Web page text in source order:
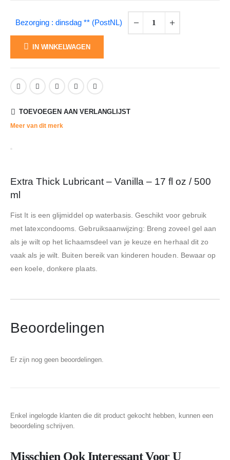
Bezorging : dinsdag ** (PostNL)
IN WINKELWAGEN
TOEVOEGEN AAN VERLANGLIJST
Meer van dit merk
Extra Thick Lubricant – Vanilla – 17 fl oz / 500
ml
Fist It is een glijmiddel op waterbasis. Geschikt voor gebruik
met latexcondooms. Gebruiksaanwijzing: Breng zoveel gel aan
als je wilt op het lichaamsdeel van je keuze en herhaal dit zo
vaak als je wilt. Buiten bereik van kinderen houden. Bewaar op
een koele, donkere plaats.
Beoordelingen
Er zijn nog geen beoordelingen.
Enkel ingelogde klanten die dit product gekocht hebben, kunnen een
beoordeling schrijven.
Misschien Ook Interessant Voor U